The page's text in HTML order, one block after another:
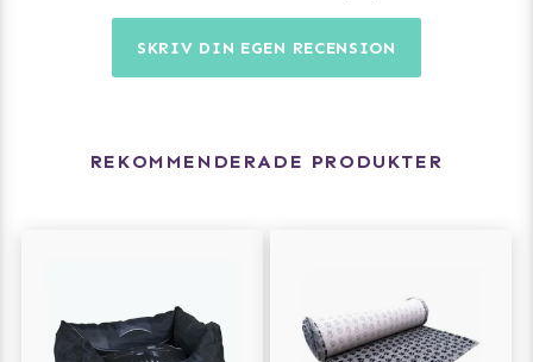
SKRIV DIN EGEN RECENSION
REKOMMENDERADE PRODUKTER